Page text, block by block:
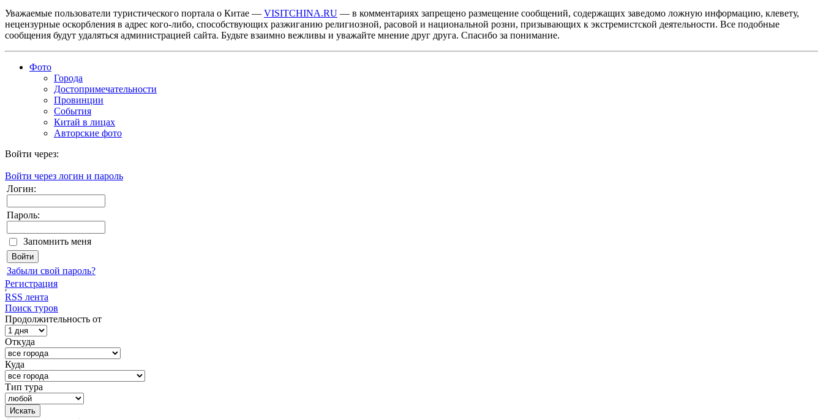
Уважаемые пользователи туристического портала о Китае — VISITCHINA.RU — в комментариях запрещено размещение сообщений, содержащих заведомо ложную информацию, клевету,
нецензурные оскорбления в адрес кого-либо, способствующих разжиганию религиозной, расовой и национальной розни, призывающих к экстремистской деятельности. Все подобные
сообщения будут удаляться администрацией сайта. Будьте взаимно вежливы и уважайте мнение друг друга. Спасибо за понимание.
Фото
Города
Достопримечательности
Провинции
События
Китай в лицах
Авторские фото
Войти через:
Войти через логин и пароль
Логин:
Пароль:
Запомнить меня
Забыли свой пароль?
Регистрация
RSS лента
Поиск туров
Продолжительность от
Откуда
Куда
Тип тура